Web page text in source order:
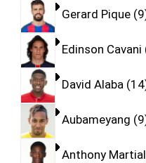
Gerard Pique 9
Edinson Cavani
David Alaba 14
Aubameyang 9
Anthony Martial